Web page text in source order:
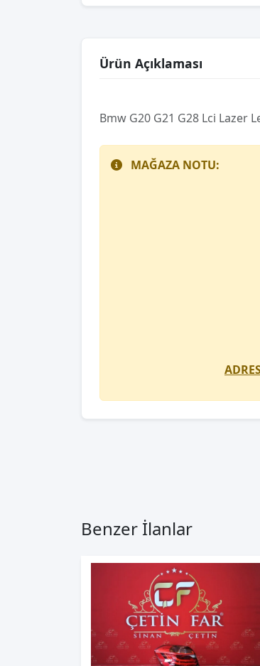
Ürün Açıklaması
Bmw G20 G21 G28 Lci̇ Lazer
MAĞAZA NOTU:
Benzer İlanlar